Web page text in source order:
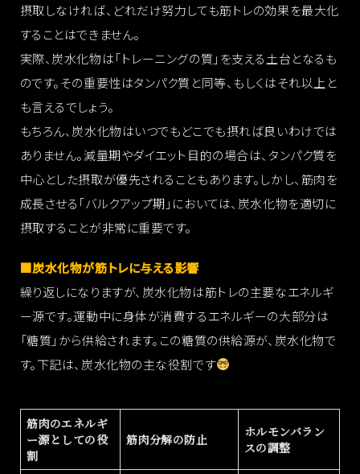
摂取しなければ、どれだけ努力しても筋トレの効果を最大化
することはできません。
実際、炭水化物は「トレーニングの質」を支える土台となるも
のです。その重要性はタンパク質と同等、もしくはそれ以上と
も言えるでしょう。
もちろん、炭水化物はいつでもどこでも摂れば良いわけでは
ありません。減量期やダイエット目的の場合は、タンパク質を
中心とした摂取が優先されることもあります。しかし、筋肉を
成長させる「バルクアップ期」においては、炭水化物を適切に
摂取することが非常に重要です。
■炭水化物が筋トレに与える影響
繰り返しになりますが、炭水化物は筋トレの主要なエネルギ
ー源です。運動中に身体が消費するエネルギーの大部分は
「糖質」から供給されます。この糖質の供給源が、炭水化物で
す。下記は、炭水化物の主な役割です
筋肉のエネルギ
ー源としての役
割
筋肉分解の防止
ホルモンバラン
スの調整